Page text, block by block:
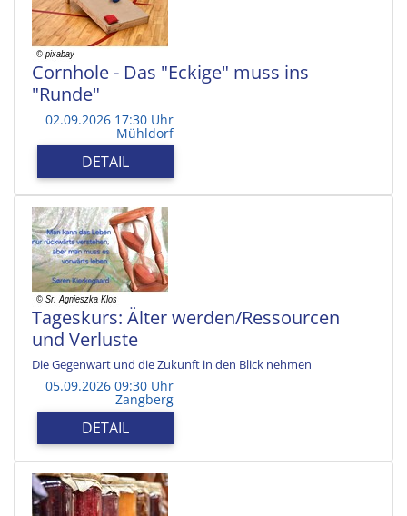
Cornhole - Das "Eckige" muss ins
"Runde"
02.09.2026 17:30 Uhr
Mühldorf
DETAIL
Tageskurs: Älter werden/Ressourcen
und Verluste
Die Gegenwart und die Zukunft in den Blick nehmen
05.09.2026 09:30 Uhr
Zangberg
DETAIL